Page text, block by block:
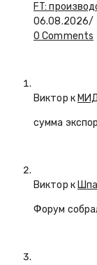
FT:
06.08.2026/
0 Comments
Виктор кМИД
сумма
Виктор к
Форум